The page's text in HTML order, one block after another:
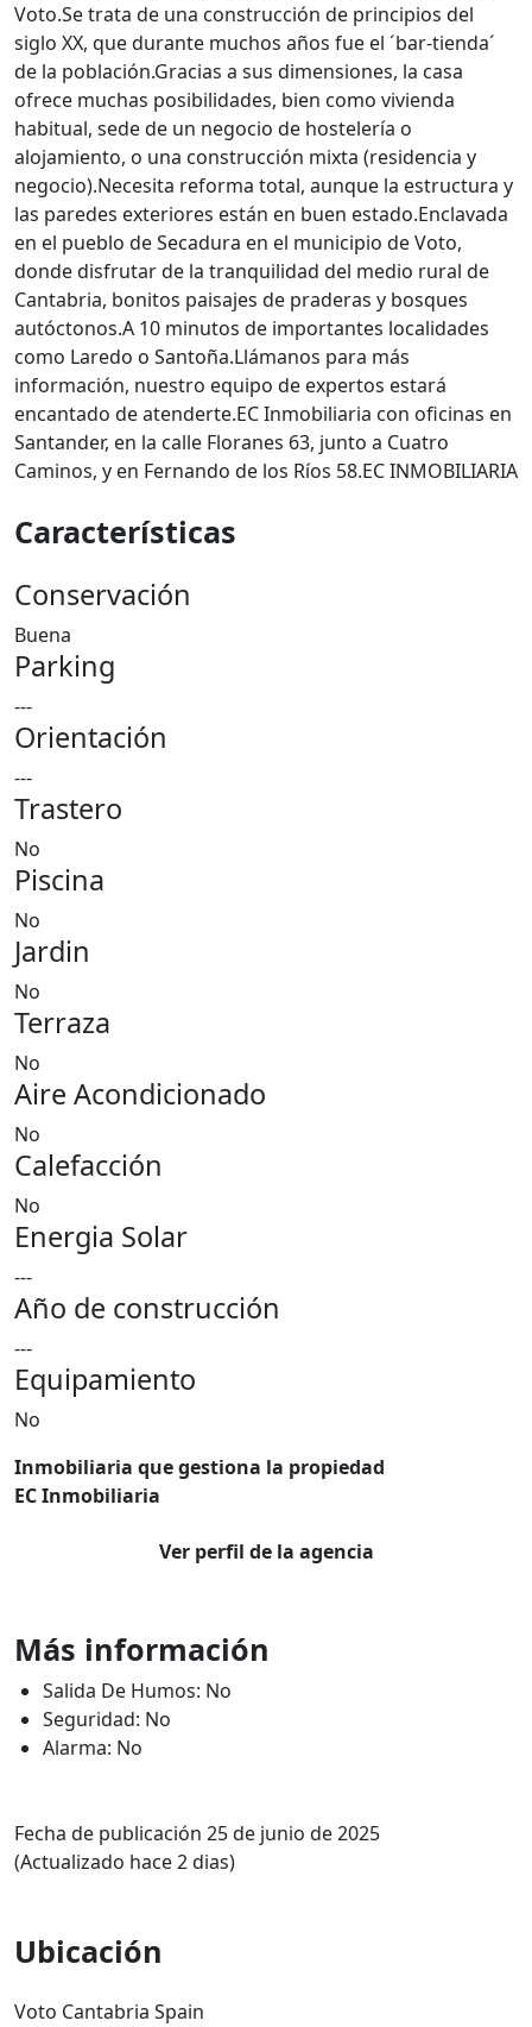
Voto.Se trata de una construcción de principios del
siglo XX, que durante muchos años fue el ´bar-tienda´
de la población.Gracias a sus dimensiones, la casa
ofrece muchas posibilidades, bien como vivienda
habitual, sede de un negocio de hostelería o
alojamiento, o una construcción mixta (residencia y
negocio).Necesita reforma total, aunque la estructura y
las paredes exteriores están en buen estado.Enclavada
en el pueblo de Secadura en el municipio de Voto,
donde disfrutar de la tranquilidad del medio rural de
Cantabria, bonitos paisajes de praderas y bosques
autóctonos.A 10 minutos de importantes localidades
como Laredo o Santoña.Llámanos para más
información, nuestro equipo de expertos estará
encantado de atenderte.EC Inmobiliaria con oficinas en
Santander, en la calle Floranes 63, junto a Cuatro
Caminos, y en Fernando de los Ríos 58.EC INMOBILIARIA
Características
Conservación
Buena
Parking
---
Orientación
---
Trastero
No
Piscina
No
Jardin
No
Terraza
No
Aire Acondicionado
No
Calefacción
No
Energia Solar
---
Año de construcción
---
Equipamiento
No
Inmobiliaria que gestiona la propiedad
EC Inmobiliaria
Ver perfil de la agencia
Más información
Salida De Humos: No
Seguridad: No
Alarma: No
Fecha de publicación 25 de junio de 2025
(Actualizado hace 2 dias)
Ubicación
Voto Cantabria Spain